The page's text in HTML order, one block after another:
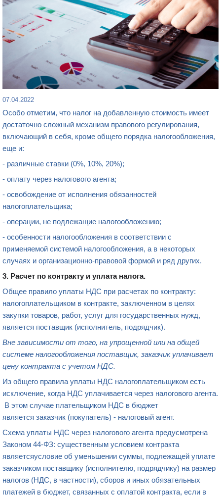
07.04.2022
Особо отметим, что налог на добавленную стоимость имеет
достаточно сложный механизм правового регулирования,
включающий в себя, кроме общего порядка налогообложения,
еще и:
- различные ставки (0%, 10%, 20%);
- оплату через налогового агента;
- освобождение от исполнения обязанностей
налогоплательщика;
- операции, не подлежащие налогообложению;
- особенности налогообложения в соответствии с
применяемой системой налогообложения, а в некоторых
случаях и организационно-правовой формой и ряд других.
3. Расчет по контракту и уплата налога.
Общее правило уплаты НДС при расчетах по контракту:
налогоплательщиком в контракте, заключенном в целях
закупки товаров, работ, услуг для государственных нужд,
является поставщик (исполнитель, подрядчик).
Вне зависимости от того, на упрощенной или на общей
системе налогообложения поставщик, заказчик уплачивает
цену контракта с учетом НДС.
Из общего правила уплаты НДС налогоплательщиком есть
исключение, когда НДС уплачивается через налогового агента.
В этом случае плательщиком НДС в бюджет
является заказчик (покупатель) - налоговый агент.
Схема уплаты НДС через налогового агента предусмотрена
Законом 44-ФЗ: существенным условием контракта
являетсяусловие об уменьшении суммы, подлежащей уплате
заказчиком поставщику (исполнителю, подрядчику) на размер
налогов (НДС, в частности), сборов и иных обязательных
платежей в бюджет, связанных с оплатой контракта, если в